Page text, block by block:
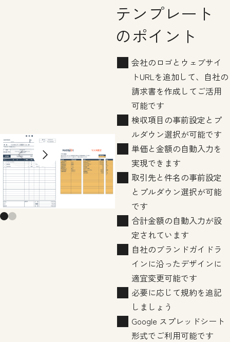
Previous slide
Next slide
テンプレート
のポイント
会社のロゴとウェブサイ
トURLを追加して、自社の
請求書を作成してご活用
可能です
検収項目の事前設定とプ
ルダウン選択が可能です
単価と金額の自動入力を
実現できます
取引先と件名の事前設定
とプルダウン選択が可能
です
合計金額の自動入力が設
定されています
自社のブランドガイドラ
インに沿ったデザインに
適宜変更可能です
必要に応じて規約を追記
しましょう
Google スプレッドシート
形式でご利用可能です